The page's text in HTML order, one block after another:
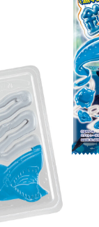
ガンダムシリーズ
にふぉるめーしょん
＆スクエアシール